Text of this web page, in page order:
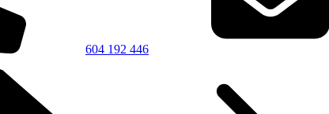
604 192 446